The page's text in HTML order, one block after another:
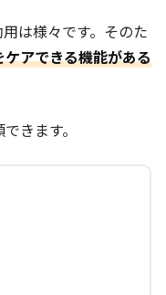
は様々です。そのた
アできる機能がある
きます。